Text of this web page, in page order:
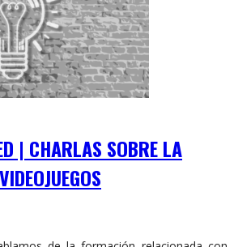
| CHARLAS SOBRE LA